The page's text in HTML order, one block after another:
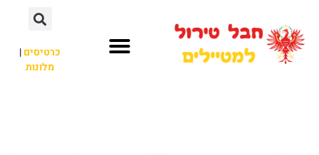
כרטיסים|
מלונות